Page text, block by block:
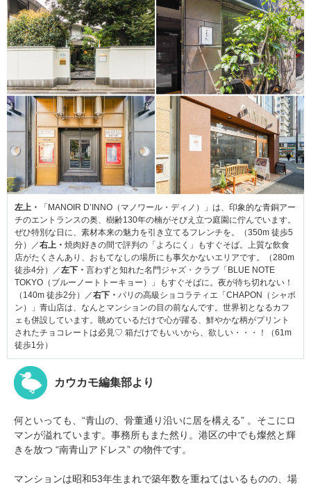
左上・
「MANOIR D’INNO（マノワール・ディノ）」は、印象的な青銅アー
チのエントランスの奥、樹齢130年の楠がそびえ立つ庭園に佇んでいます。
ぜひ特別な日に、素材本来の魅力を引き立てるフレンチを。（350m 徒歩5
分）／右上・ 焼肉好きの間で評判の「よろにく」もすぐそば。上質な飲食
店がたくさんあり、おもてなしの場所にも事欠かないエリアです。（280m
徒歩4分）／左下・ 言わずと知れた名門ジャズ・クラブ「BLUE NOTE
TOKYO（ブルーノートトーキョー）」もすぐそばに。夜が待ち切れない！
（140m 徒歩2分）／右下・ パリの高級ショコラティエ「CHAPON（シャポ
ン）」青山店は、なんとマンションの目の前なんです。世界初となるカフ
ェも併設しています。眺めているだけで心が躍る、鮮やかな柄がプリント
されたチョコレートは必見♡ 箱だけでもいいから、欲しい・・・！（61m
徒歩1分）
カウカモ編集部より
何といっても、“青山の、骨董通り沿いに居を構える” 。そこにロ
マンが溢れています。事務所もまた然り。港区の中でも燦然と輝
きを放つ “南青山アドレス” の物件です。
マンションは昭和53年生まれで築年数を重ねてはいるものの、場